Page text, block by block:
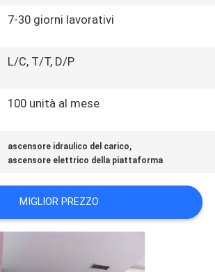
7-30 giorni lavorativi
L/C, T/T, D/P
100 unità al mese
ascensore idraulico del carico,
ascensore elettrico della piattaforma
MIGLIOR PREZZO